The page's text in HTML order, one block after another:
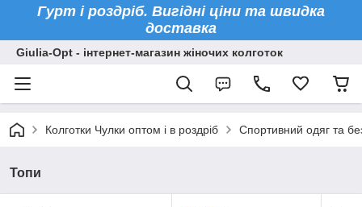
Гурт і роздріб. Вигідні ціни та швидка
доставка
Giulia-Opt - інтернет-магазин жіночих колготок
Колготки Чулки оптом і в роздріб Спортивний одяг та
Топи